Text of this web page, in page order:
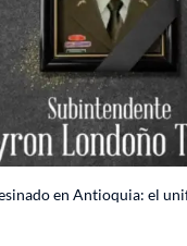
en Antioquia: el